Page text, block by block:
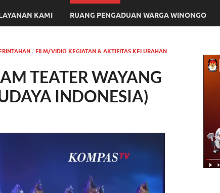
KAMI RUANG PENGADUAN WARGA WINONGO
/ FILM/VIDIO KEGIATAN & AKTIFITAS KELURAHAN
TEATER WAYANG
INDONESIA)